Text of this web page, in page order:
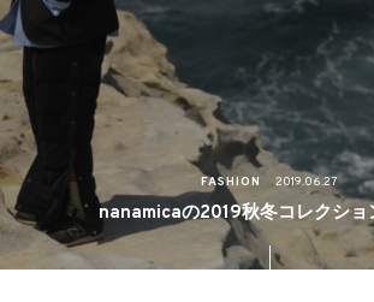
FASHION 2019.06.27
nanamicaの2019秋冬コレクショ